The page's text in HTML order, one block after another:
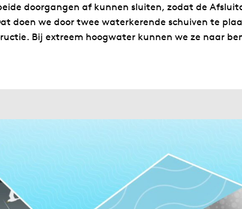
doorgangen af kunnen sluiten, zodat de
doen we door twee waterkerende schuiven te
Bij extreem hoogwater kunnen we ze naar